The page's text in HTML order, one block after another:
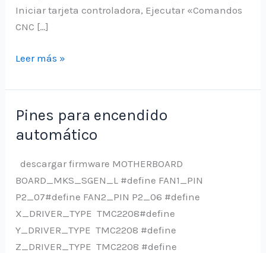
Iniciar tarjeta controladora, Ejecutar «Comandos
CNC […]
Encendido
apagado
automático
en
CNC
Leer más »
Pines para encendido
automático
descargar firmware MOTHERBOARD
BOARD_MKS_SGEN_L #define FAN1_PIN
P2_07#define FAN2_PIN P2_06 #define
X_DRIVER_TYPE TMC2208#define
Y_DRIVER_TYPE TMC2208 #define
Z_DRIVER_TYPE TMC2208 #define